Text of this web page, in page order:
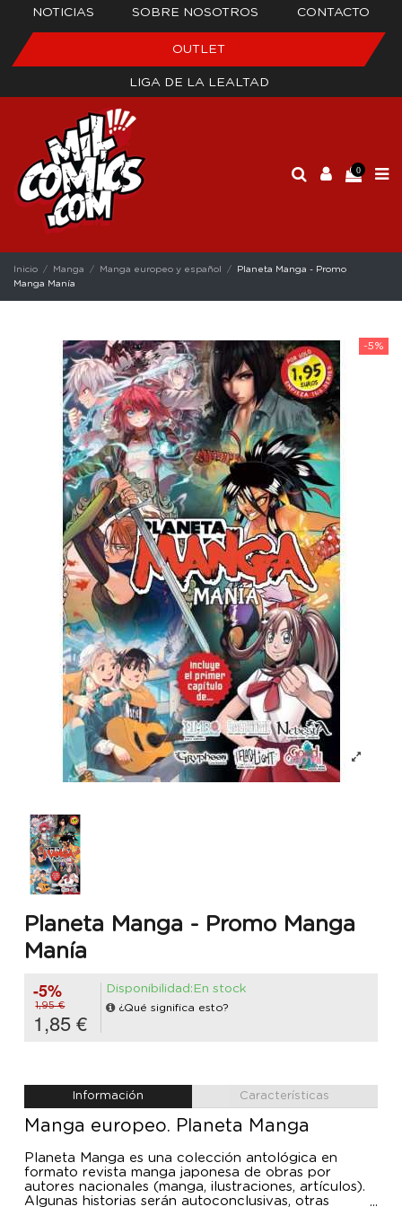
NOTICIAS SOBRE NOSOTROS CONTACTO
OUTLET
LIGA DE LA LEALTAD
0
Inicio Manga Manga europeo y español
Planeta Manga - Promo
Manga Manía
-5%
Planeta Manga - Promo Manga
Manía
-5%
1,95 €
1,85 €
Disponibilidad:En stock
¿Qué significa esto?
Información Características
Manga europeo. Planeta Manga
Planeta Manga es una colección antológica en
formato revista manga japonesa de obras por
autores nacionales (manga, ilustraciones, artículos).
Algunas historias serán autoconclusivas, otras